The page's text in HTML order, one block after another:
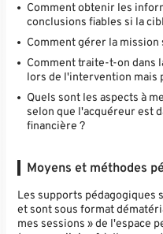
Comment obtenir les
conclusions fiables si la
Comment gérer la
Comment traite-t-on dans
lors de l'intervention mais
Quels sont les aspects à
selon que l'acquéreur est
financière ?
Moyens et méthodes
Les supports pédagogiques
et sont sous format
mes sessions » de l'espace